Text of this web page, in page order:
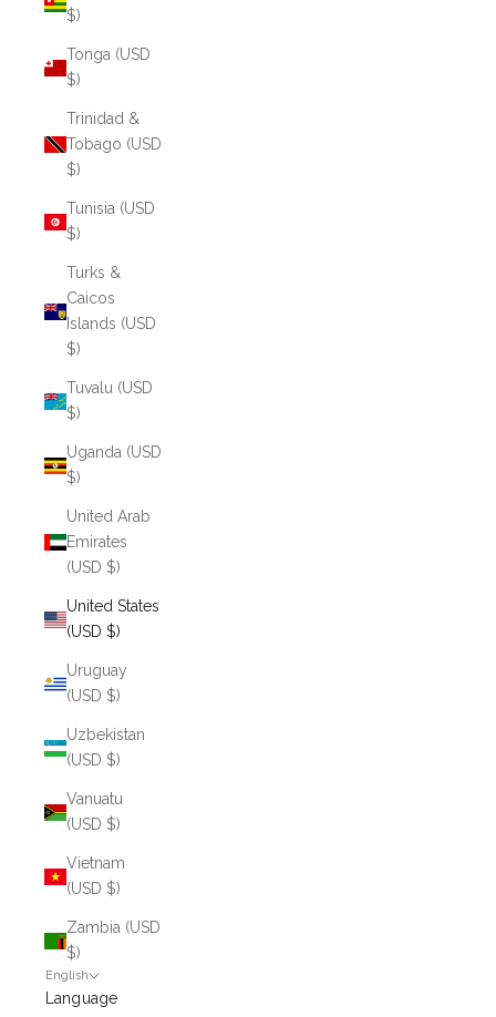
$)
Tonga (USD
$)
Trinidad &
Tobago (USD
$)
Tunisia (USD
$)
Turks &
Caicos
Islands (USD
$)
Tuvalu (USD
$)
Uganda (USD
$)
United Arab
Emirates
(USD $)
United States
(USD $)
Uruguay
(USD $)
Uzbekistan
(USD $)
Vanuatu
(USD $)
Vietnam
(USD $)
Zambia (USD
$)
English
Language